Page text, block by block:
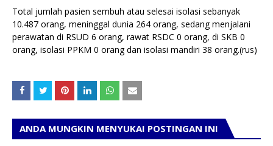
Total jumlah pasien sembuh atau selesai isolasi sebanyak
10.487 orang, meninggal dunia 264 orang, sedang menjalani
perawatan di RSUD 6 orang, rawat RSDC 0 orang, di SKB 0
orang, isolasi PPKM 0 orang dan isolasi mandiri 38 orang.(rus)
ANDA MUNGKIN MENYUKAI POSTINGAN INI